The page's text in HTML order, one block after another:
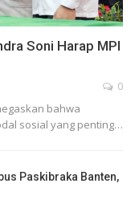
Soni Harap MPI
0
bahwa
sosial yang penting…
Paskibraka Banten,